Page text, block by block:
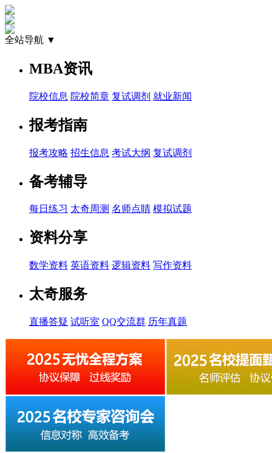
全站导航 ▼
MBA资讯
院校信息 院校简章 复试调剂 就业新闻
报考指南
报考攻略 招生信息 考试大纲 复试调剂
备考辅导
每日练习 太奇周测 名师点睛 模拟试题
资料分享
数学资料 英语资料 逻辑资料 写作资料
太奇服务
直播答疑 试听室 QQ交流群 历年真题